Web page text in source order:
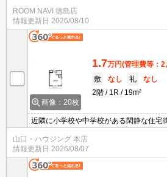
ROOM NAVI 徳島店
情報更新日 2026/08/10
画像：20枚
1.7万円(管理費等：
敷
なし 礼
なし
2階
1R 19m²
近隣に小学校や中学校がある閑静な住宅
にあります!！ 是非一度お問い合わせく
す。
山口・ハウジング 本店
情報更新日 2026/08/07